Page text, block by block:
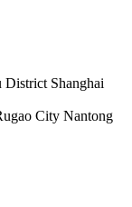
Shanghai
City Nantong